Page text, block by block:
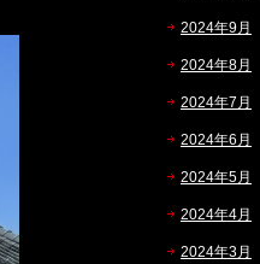
2024年9月
2024年8月
2024年7月
2024年6月
2024年5月
2024年4月
2024年3月